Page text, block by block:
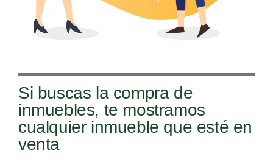
Si buscas la compra de
inmuebles, te mostramos
cualquier inmueble que esté en
venta